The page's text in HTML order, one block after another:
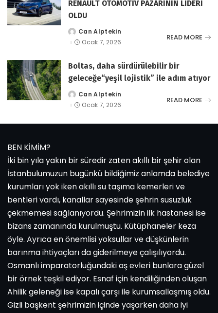
RENAULT OTOMOTİV PAZARININ LİDERİ
OLDU
tarafından
gönderildi
Can Alptekin
Ocak 7, 2026
READ MORE
Boltas, daha sürdürülebilir bir
geleceğe“yeşil lojistik” ile adım atıyor
tarafından
gönderildi
Can Alptekin
Ocak 7, 2026
READ MORE
BEN KİMİM?
İki bin yıla yakın bir süredir zaten akıllı bir şehir olan
İstanbulumuzun bugünkü bildiğimiz anlamda belediye
kurumları yok iken akıllı su taşıma kemerleri ve
bentleri vardı, kanallar sayesinde şehrin susuzluk
çekmemesi sağlanıyordu. Şehrimizin ilk hastanesi ise
bizans zamanında kurulmuştu. Kütüphaneler keza
öyle. Ayrıca en önemlisi yoksullar ve düşkünlerin
barınma ihtiyaçları da giderilmeye çalışılıyordu.
Osmanlı imparatorluğundaki aş evleri bunlara güzel
bir örnek teşkil ediyor. Esnaf için kendiliğinden oluşan
Ahilik geleneği ise kapalı çarşı ile kurumsallaşmış oldu.
Gizli başkent şehrimizin içinde yaşarken daha iyi